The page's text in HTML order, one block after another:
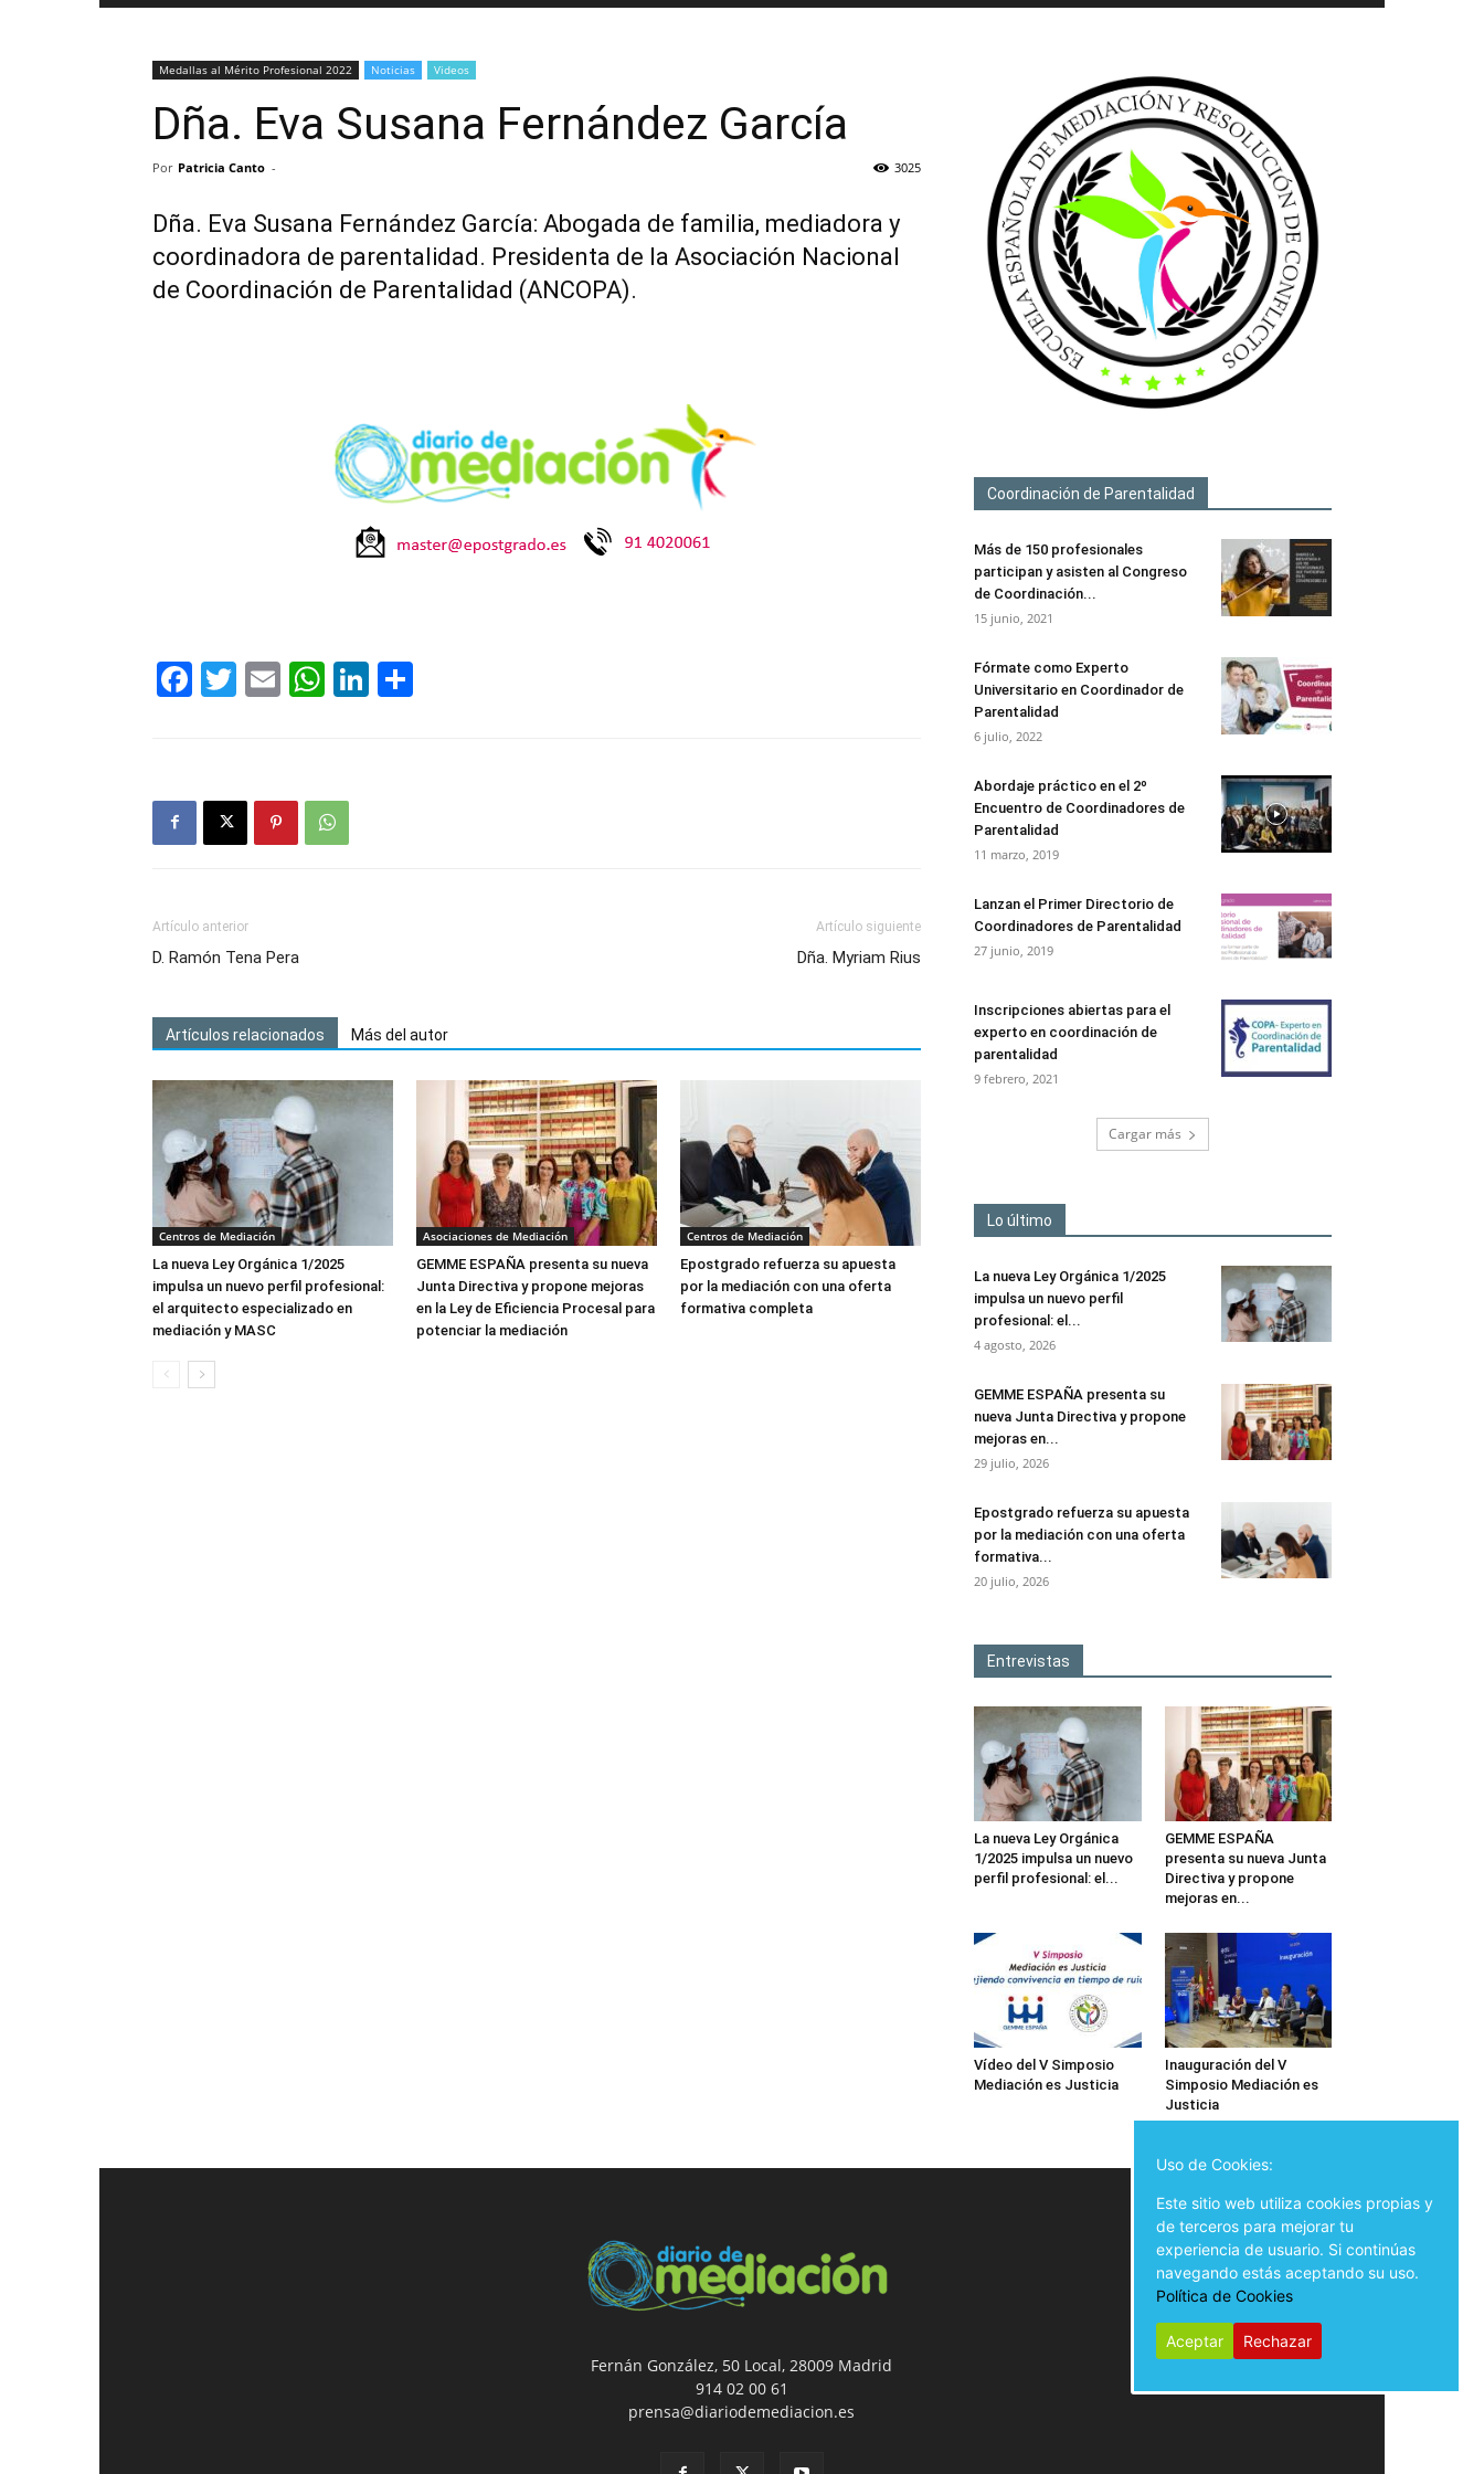
Medallas al Mérito Profesional 2022 Noticias Videos
Dña. Eva Susana Fernández García
Por Patricia Canto - 3025
Dña. Eva Susana Fernández García: Abogada de familia, mediadora y
coordinadora de parentalidad. Presidenta de la Asociación Nacional
de Coordinación de Parentalidad (ANCOPA).
Facebook
Twitter
EmailWhatsApp
LinkedIn
Artículo anterior
D. Ramón Tena Pera
Artículo siguiente
Dña. Myriam Rius
Artículos relacionados Más del autor
Centros de Mediación
La nueva Ley Orgánica 1/2025
impulsa un nuevo perfil profesional:
el arquitecto especializado en
mediación y MASC
Asociaciones de Mediación
GEMME ESPAÑA presenta su nueva
Junta Directiva y propone mejoras
en la Ley de Eficiencia Procesal para
potenciar la mediación
Centros de Mediación
Epostgrado refuerza su apuesta
por la mediación con una oferta
formativa completa
Coordinación de Parentalidad
Más de 150 profesionales
participan y asisten al Congreso
de Coordinación...
15 junio, 2021
Fórmate como Experto
Universitario en Coordinador de
Parentalidad
6 julio, 2022
Abordaje práctico en el 2º
Encuentro de Coordinadores de
Parentalidad
11 marzo, 2019
Lanzan el Primer Directorio de
Coordinadores de Parentalidad
27 junio, 2019
Inscripciones abiertas para el
experto en coordinación de
parentalidad
9 febrero, 2021
Cargar más
Lo último
La nueva Ley Orgánica 1/2025
impulsa un nuevo perfil
profesional: el...
4 agosto, 2026
GEMME ESPAÑA presenta su
nueva Junta Directiva y propone
mejoras en...
29 julio, 2026
Epostgrado refuerza su apuesta
por la mediación con una oferta
formativa...
20 julio, 2026
Entrevistas
La nueva Ley Orgánica
1/2025 impulsa un nuevo
perfil profesional: el...
GEMME ESPAÑA
presenta su nueva Junta
Directiva y propone
mejoras en...
Vídeo del V Simposio
Mediación es Justicia
Inauguración del V
Simposio Mediación es
Justicia
Fernán González, 50 Local, 28009 Madrid
914 02 00 61
prensa@diariodemediacion.es
Uso de Cookies:
Este sitio web utiliza cookies propias y
de terceros para mejorar tu
experiencia de usuario. Si continúas
navegando estás aceptando su uso.
Política de Cookies
Aceptar Rechazar